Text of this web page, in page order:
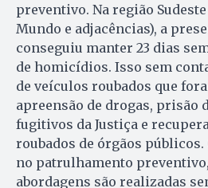
preventivo. Na região
Mundo e adjacências), a
conseguiu manter 23 dias
de homicídios. Isso sem
de veículos roubados que
apreensão de drogas, prisão
fugitivos da Justiça e
roubados de órgãos públicos.
no patrulhamento preventivo,
abordagens são realizadas